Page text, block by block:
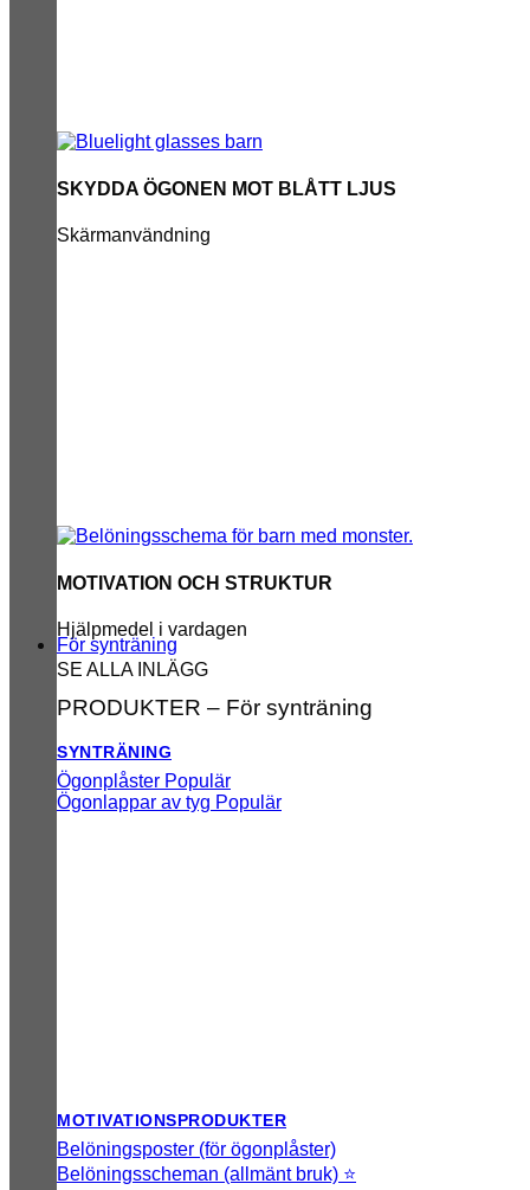
SKYDDA ÖGONEN MOT BLÅTT LJUS
Skärmanvändning
MOTIVATION OCH STRUKTUR
Hjälpmedel i vardagen
SE ALLA INLÄGG
För synträning
PRODUKTER – För synträning
SYNTRÄNING
Ögonplåster
Ögonlappar av tyg
MOTIVATIONSPRODUKTER
Belöningsposter (för ögonplåster)
Belöningsscheman (allmänt bruk) ⭐